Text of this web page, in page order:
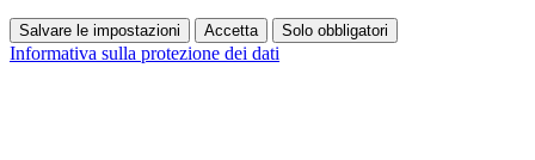
Salvare le impostazioni Accetta Solo obbligatori
Informativa sulla protezione dei dati